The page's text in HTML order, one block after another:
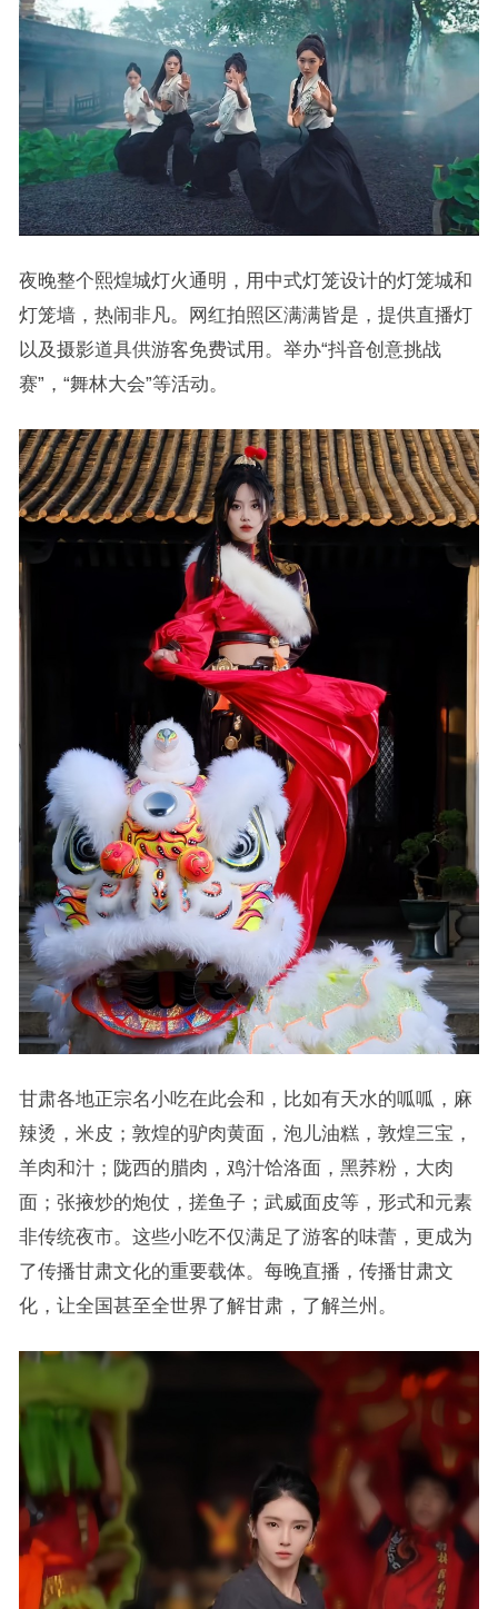
夜晚整个熙煌城灯火通明，用中式灯笼设计的灯笼城和
灯笼墙，热闹非凡。网红拍照区满满皆是，提供直播灯
以及摄影道具供游客免费试用。举办“抖音创意挑战
赛”，“舞林大会”等活动。
甘肃各地正宗名小吃在此会和，比如有天水的呱呱，麻
辣烫，米皮；敦煌的驴肉黄面，泡儿油糕，敦煌三宝，
羊肉和汁；陇西的腊肉，鸡汁饸洛面，黑荞粉，大肉
面；张掖炒的炮仗，搓鱼子；武威面皮等，形式和元素
非传统夜市。这些小吃不仅满足了游客的味蕾，更成为
了传播甘肃文化的重要载体。每晚直播，传播甘肃文
化，让全国甚至全世界了解甘肃，了解兰州。